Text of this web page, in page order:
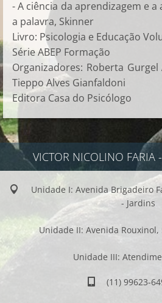
- A ciência da aprendizagem e
a palavra, Skinner
Livro: Psicologia e Educação
Série ABEP Formação
Organizadores: Roberta Gurgel
Tieppo Alves Gianfaldoni
Editora Casa do Psicólogo
VICTOR NICOLINO FARIA
Unidade I: Avenida Brigadeiro
- Jardins
Unidade II: Avenida Rouxinol,
Unidade III:
(11) 99623-